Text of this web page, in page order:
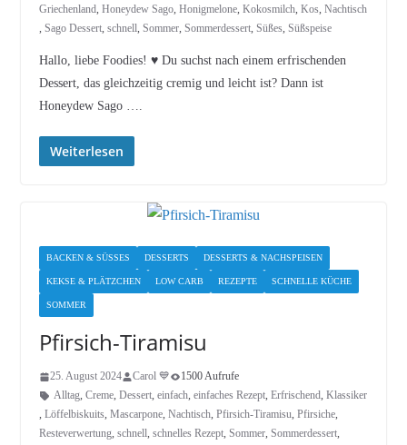
Griechenland, Honeydew Sago, Honigmelone, Kokosmilch, Kos, Nachtisch
, Sago Dessert, schnell, Sommer, Sommerdessert, Süßes, Süßspeise
Hallo, liebe Foodies! ♥︎ Du suchst nach einem erfrischenden
Dessert, das gleichzeitig cremig und leicht ist? Dann ist
Honeydew Sago ….
Weiterlesen
BACKEN & SÜSSES DESSERTS DESSERTS & NACHSPEISEN
KEKSE & PLÄTZCHEN LOW CARB REZEPTE SCHNELLE KÜCHE
SOMMER
Pfirsich-Tiramisu
25. August 2024 Carol 💙
1500 Aufrufe
Alltag, Creme, Dessert, einfach, einfaches Rezept, Erfrischend, Klassiker
, Löffelbiskuits, Mascarpone, Nachtisch, Pfirsich-Tiramisu, Pfirsiche,
Resteverwertung, schnell, schnelles Rezept, Sommer, Sommerdessert,